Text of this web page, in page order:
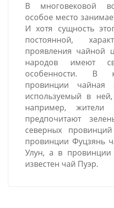
В многовековой
особое место
И хотя сущность
постоянной,
проявления чайной
народов имеют
особенности. В
провинции
используемый в
например, жители
предпочитают
северных
провинции Фуцзянь
Улун, а в
известен чай Пуэр.